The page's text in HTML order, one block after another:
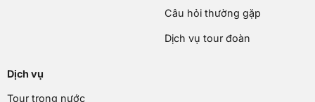
Câu hỏi thường gặp
Dịch vụ tour đoàn
Dịch vụ
Tour trong nước